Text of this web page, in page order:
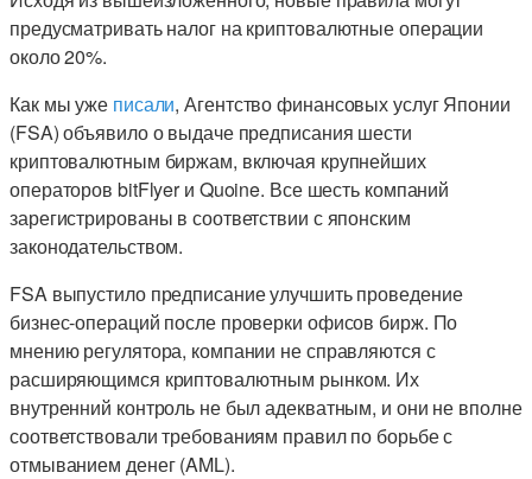
предусматривать налог на криптовалютные операции
около 20%.
Как мы уже писали, Агентство финансовых услуг Японии
(FSA) объявило о выдаче предписания шести
криптовалютным биржам, включая крупнейших
операторов bitFlyer и Quoine. Все шесть компаний
зарегистрированы в соответствии с японским
законодательством.
FSA выпустило предписание улучшить проведение
бизнес-операций после проверки офисов бирж. По
мнению регулятора, компании не справляются с
расширяющимся криптовалютным рынком. Их
внутренний контроль не был адекватным, и они не вполне
соответствовали требованиям правил по борьбе с
отмыванием денег (AML).